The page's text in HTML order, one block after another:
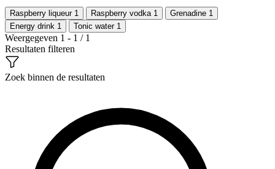
Raspberry liqueur 1 Raspberry vodka 1 Grenadine 1
Energy drink 1 Tonic water 1
Weergegeven 1 - 1 / 1
Resultaten filteren
Zoek binnen de resultaten